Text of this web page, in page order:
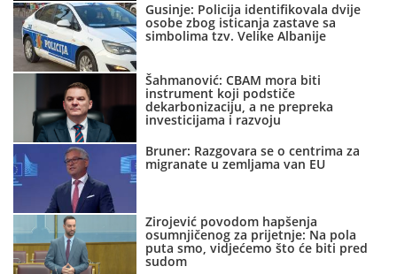
Gusinje: Policija identifikovala dvije
osobe zbog isticanja zastave sa
simbolima tzv. Velike Albanije
Šahmanović: CBAM mora biti
instrument koji podstiče
dekarbonizaciju, a ne prepreka
investicijama i razvoju
Bruner: Razgovara se o centrima za
migranate u zemljama van EU
Zirojević povodom hapšenja
osumnjičenog za prijetnje: Na pola
puta smo, vidjećemo što će biti pred
sudom